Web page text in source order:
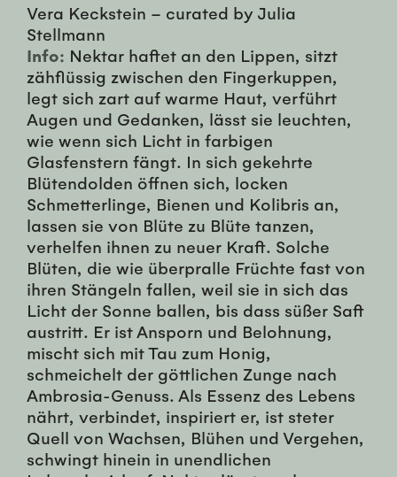
Vera Keckstein – curated by Julia
Stellmann
Info: Nektar haftet an den Lippen, sitzt
zähflüssig zwischen den Fingerkuppen,
legt sich zart auf warme Haut, verführt
Augen und Gedanken, lässt sie leuchten,
wie wenn sich Licht in farbigen
Glasfenstern fängt. In sich gekehrte
Blütendolden öffnen sich, locken
Schmetterlinge, Bienen und Kolibris an,
lassen sie von Blüte zu Blüte tanzen,
verhelfen ihnen zu neuer Kraft. Solche
Blüten, die wie überpralle Früchte fast von
ihren Stängeln fallen, weil sie in sich das
Licht der Sonne ballen, bis dass süßer Saft
austritt. Er ist Ansporn und Belohnung,
mischt sich mit Tau zum Honig,
schmeichelt der göttlichen Zunge nach
Ambrosia-Genuss. Als Essenz des Lebens
nährt, verbindet, inspiriert er, ist steter
Quell von Wachsen, Blühen und Vergehen,
schwingt hinein in unendlichen